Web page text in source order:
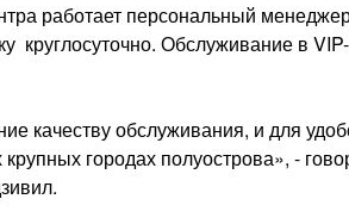
работает персональный
круглосуточно. Обслуживание в
качеству обслуживания, и для
городах полуострова», -